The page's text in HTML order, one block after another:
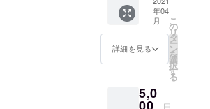
さい。
第三者
を特定
する内
容や公
は掲載
をお断
なし」
・パト
ロン様
のお名
前を
載
※「支援
ひ着て
来て欲
しい ・
CLAPP
ERオリ
ジナルT
・
CLAPP
年04
月
詳細を見る
こ
の
リ
タ
ー
ン
を
選
択
す
る
5,0
円